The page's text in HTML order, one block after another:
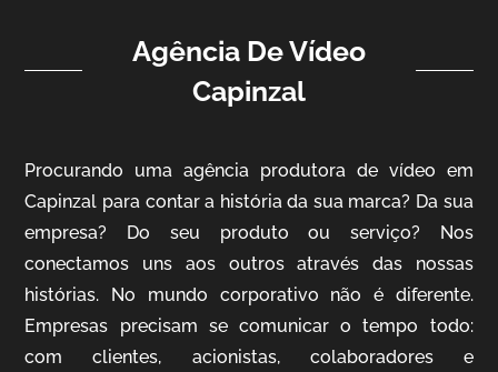
Vídeo Institucional
Agência De Vídeo
Capinzal
Procurando uma agência produtora de vídeo em
Capinzal para contar a história da sua marca? Da sua
empresa? Do seu produto ou serviço? Nos
conectamos uns aos outros através das nossas
histórias. No mundo corporativo não é diferente.
Empresas precisam se comunicar o tempo todo:
com clientes, acionistas, colaboradores e